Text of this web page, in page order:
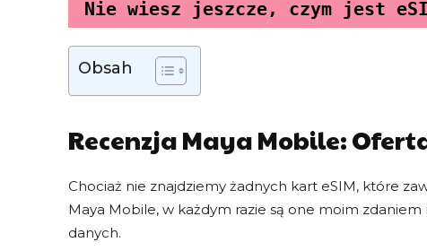
Nie wiesz jeszcze, czym jest
Obsah
Recenzja Maya Mobile:
Chociaż nie znajdziemy żadnych kart eSIM, które
Maya Mobile, w każdym razie są one moim
danych.